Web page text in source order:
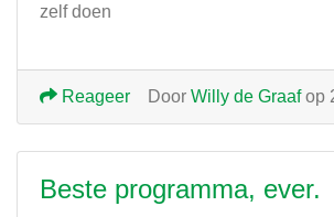
zelf doen
Door Willy de Graafop
Reageer
Beste programma, ever.